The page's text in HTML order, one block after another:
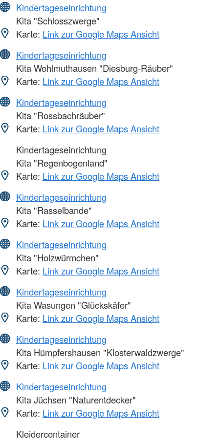
Kindertageseinrichtung
Kita "Schlosszwerge"
Karte: Link zur Google Maps Ansicht
Kindertageseinrichtung
Kita Wohlmuthausen "Diesburg-Räuber"
Karte: Link zur Google Maps Ansicht
Kindertageseinrichtung
Kita "Rossbachräuber"
Karte: Link zur Google Maps Ansicht
Kindertageseinrichtung
Kita "Regenbogenland"
Karte: Link zur Google Maps Ansicht
Kindertageseinrichtung
Kita "Rasselbande"
Karte: Link zur Google Maps Ansicht
Kindertageseinrichtung
Kita "Holzwürmchen"
Karte: Link zur Google Maps Ansicht
Kindertageseinrichtung
Kita Wasungen "Glückskäfer"
Karte: Link zur Google Maps Ansicht
Kindertageseinrichtung
Kita Hümpfershausen "Klosterwaldzwerge"
Karte: Link zur Google Maps Ansicht
Kindertageseinrichtung
Kita Jüchsen "Naturentdecker"
Karte: Link zur Google Maps Ansicht
Kleidercontainer